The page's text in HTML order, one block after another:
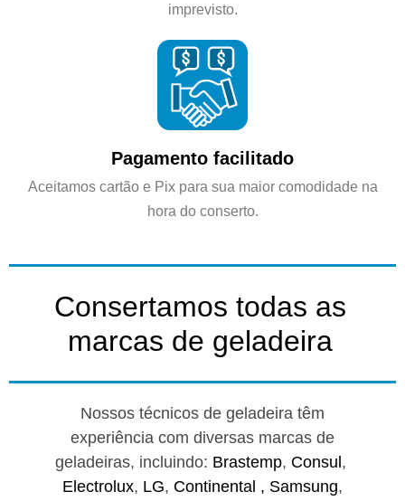
imprevisto.
Pagamento facilitado
Aceitamos cartão e Pix para sua maior comodidade na
hora do conserto.
Consertamos todas as
marcas de geladeira
Nossos técnicos de geladeira têm
experiência com diversas marcas de
geladeiras, incluindo: Brastemp, Consul ,
Electrolux, LG, Continental , Samsung,